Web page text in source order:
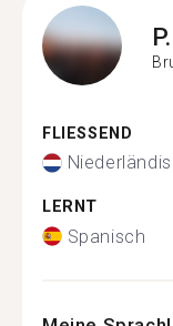
P.
FLIESSEND
LERNT
Spanisch